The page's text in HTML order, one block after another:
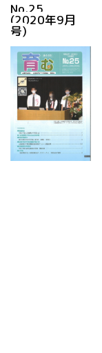
No.25
(2020年9月
号)